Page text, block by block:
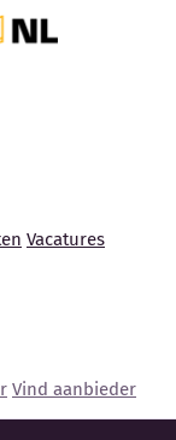
Vacatures
Vind aanbieder